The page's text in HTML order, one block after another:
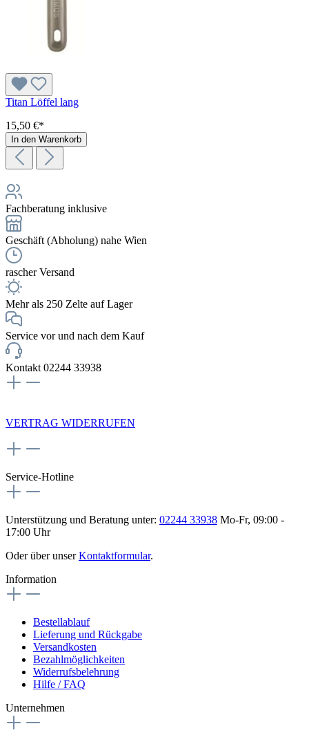
Titan Löffel lang
15,50 €*
In den Warenkorb
Fachberatung inklusive
Geschäft (Abholung) nahe Wien
rascher Versand
Mehr als 250 Zelte auf Lager
Service vor und nach dem Kauf
Kontakt 02244 33938
VERTRAG WIDERRUFEN
Service-Hotline
Unterstützung und Beratung unter: 02244 33938 Mo-Fr, 09:00 -
17:00 Uhr
Oder über unserKontaktformular.
Information
Bestellablauf
Lieferung und Rückgabe
Versandkosten
Bezahlmöglichkeiten
Widerrufsbelehrung
Hilfe / FAQ
Unternehmen